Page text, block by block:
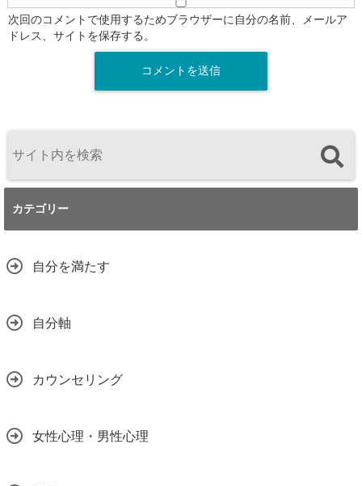
次回のコメントで使用するためブラウザーに自分の名前、メールア
ドレス、サイトを保存する。
カテゴリー
自分を満たす
自分軸
カウンセリング
女性心理・男性心理